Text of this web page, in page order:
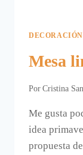
DECORACIÓN
Mesa
Por Cristina
Me gusta
idea
propuesta